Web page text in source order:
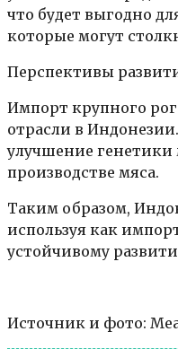
что будет выгодно
которые могут
Перспективы
Импорт крупного
отрасли в
улучшение генетики
производстве мяса.
Таким образом,
используя как
устойчивому
Источник и фото: